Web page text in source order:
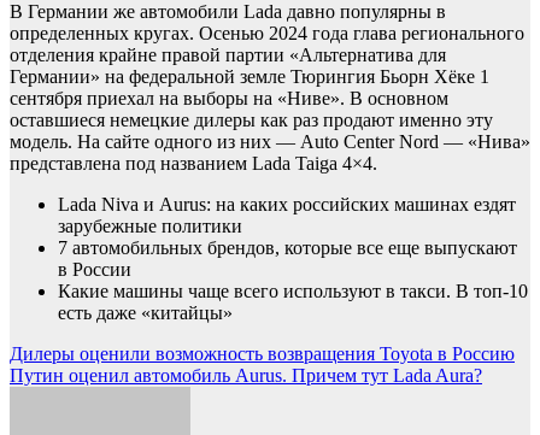
В Германии же автомобили Lada давно популярны в
определенных кругах. Осенью 2024 года глава регионального
отделения крайне правой партии «Альтернатива для
Германии» на федеральной земле Тюрингия Бьорн Хёке 1
сентября приехал на выборы на «Ниве». В основном
оставшиеся немецкие дилеры как раз продают именно эту
модель. На сайте одного из них — Auto Center Nord — «Нива»
представлена под названием Lada Taiga 4×4.
Lada Niva и Aurus: на каких российских машинах ездят
зарубежные политики
7 автомобильных брендов, которые все еще выпускают
в России
Какие машины чаще всего используют в такси. В топ-10
есть даже «китайцы»
Навигация
по
Дилеры оценили возможность возвращения Toyota в Россию
Путин оценил автомобиль Aurus. Причем тут Lada Aura?